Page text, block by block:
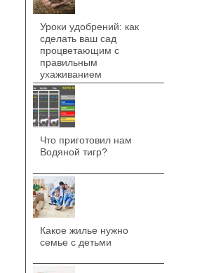
Уроки удобрений: как
сделать ваш сад
процветающим с
правильным
ухаживанием
Что приготовил нам
Водяной тигр?
Какое жилье нужно
семье с детьми